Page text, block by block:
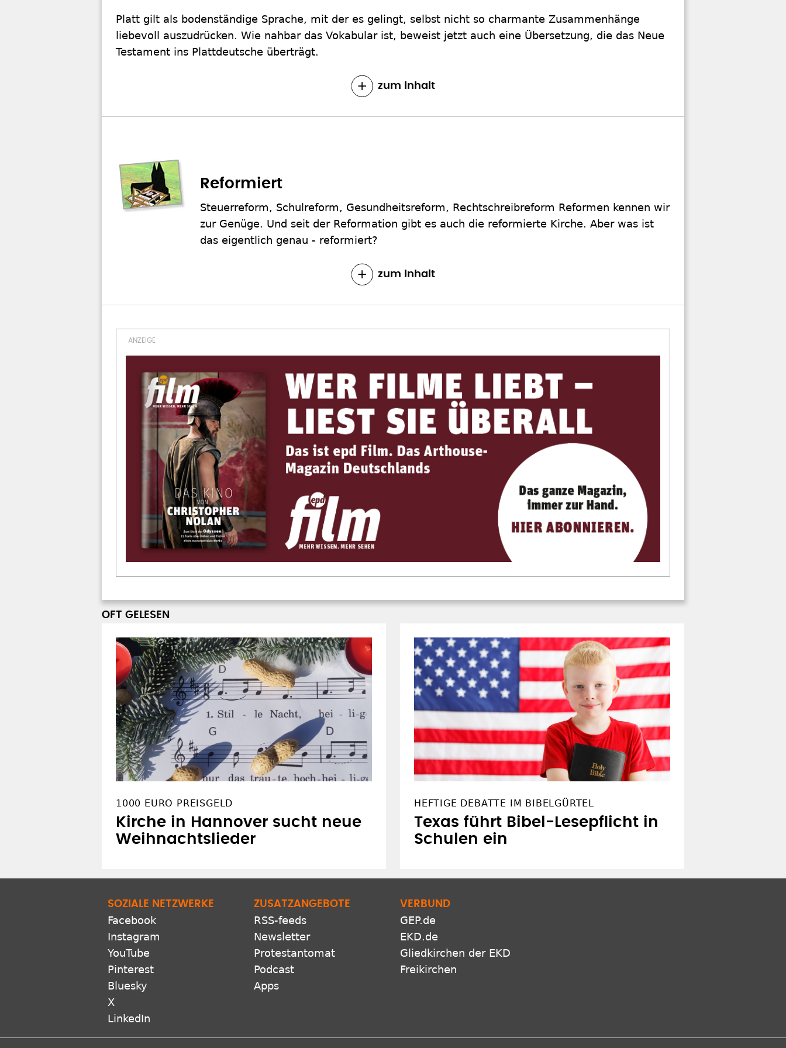
Platt gilt als bodenständige Sprache, mit der es gelingt, selbst nicht so charmante Zusammenhänge
liebevoll auszudrücken. Wie nahbar das Vokabular ist, beweist jetzt auch eine Übersetzung, die das Neue
Testament ins Plattdeutsche überträgt.
zum Inhalt
Reformiert
Steuerreform, Schulreform, Gesundheitsreform, Rechtschreibreform Reformen kennen wir
zur Genüge. Und seit der Reformation gibt es auch die reformierte Kirche. Aber was ist
das eigentlich genau - reformiert?
zum Inhalt
OFT GELESEN
1000 EURO PREISGELD
Kirche in Hannover sucht neue
Weihnachtslieder
HEFTIGE DEBATTE IM BIBELGÜRTEL
Texas führt Bibel-Lesepflicht in
Schulen ein
SOZIALE NETZWERKE
Facebook
Instagram
Pinterest
Bluesky
ZUSATZANGEBOTE
Podcast
Apps
VERBUND
GEP.de
EKD.de
Freikirchen
Datenschutz Impressum